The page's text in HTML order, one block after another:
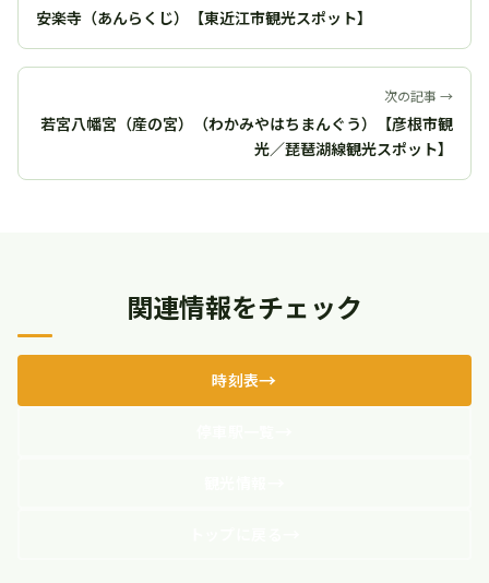
安楽寺（あんらくじ）【東近江市観光スポット】
次の記事 →
若宮八幡宮（産の宮）（わかみやはちまんぐう）【彦根市観
光／琵琶湖線観光スポット】
関連情報をチェック
時刻表